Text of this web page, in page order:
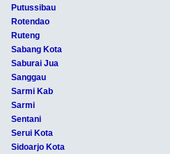
Putussibau
Rotendao
Ruteng
Sabang Kota
Saburai Jua
Sanggau
Sarmi Kab
Sarmi
Sentani
Serui Kota
Sidoarjo Kota